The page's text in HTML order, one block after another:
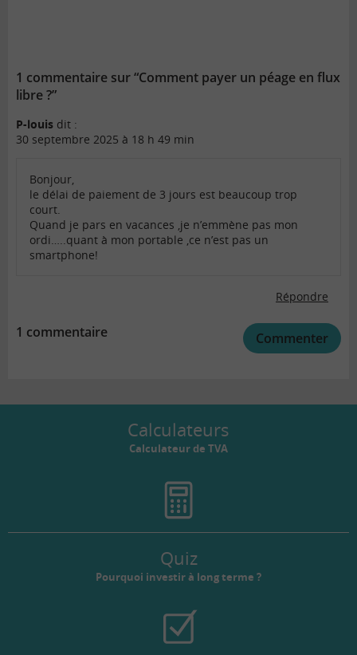
1 commentaire sur “Comment payer un péage en flux
libre ?”
P-louis dit :
30 septembre 2025 à 18 h 49 min
Bonjour,
le délai de paiement de 3 jours est beaucoup trop
court.
Quand je pars en vacances ,je n’emmène pas mon
ordi…..quant à mon portable ,ce n’est pas un
smartphone!
Répondre
1 commentaire Commenter
Calculateurs
Calculateur de TVA
Quiz
Pourquoi investir à long terme ?